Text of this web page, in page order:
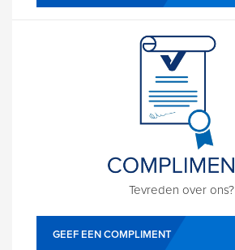
Tevreden over ons?
GEEF EEN COMPLIMENT